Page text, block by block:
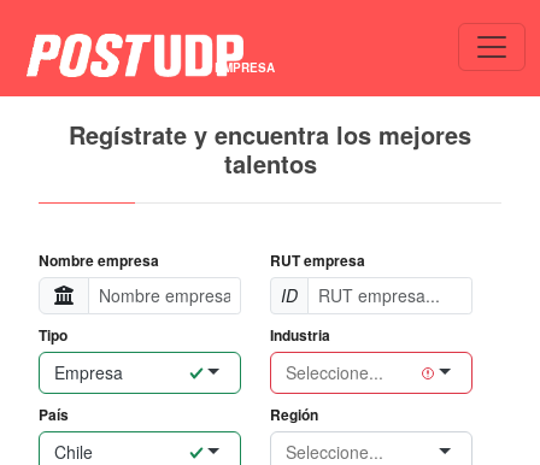
EMPRESA
Regístrate y encuentra los mejores
talentos
Nombre empresa RUT empresa
ID
Tipo
Empresa
Industria
País
Chile
Región
Registrar empresa nueva